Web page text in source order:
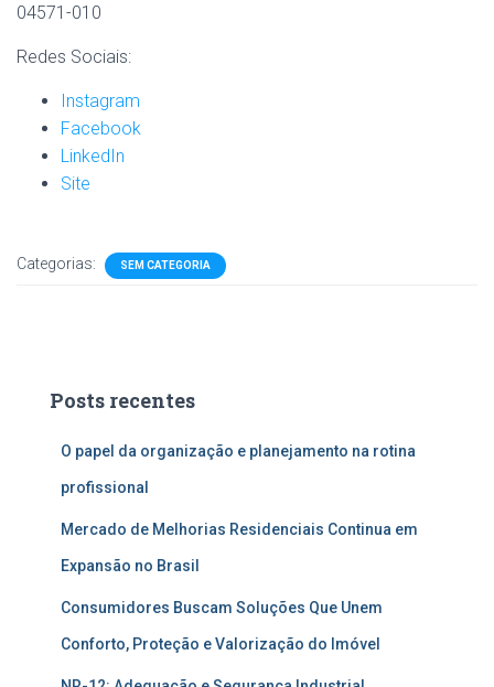
04571-010
Redes Sociais:
Instagram
Facebook
LinkedIn
Site
Categorias: SEM CATEGORIA
Posts recentes
O papel da organização e planejamento na rotina
profissional
Mercado de Melhorias Residenciais Continua em
Expansão no Brasil
Consumidores Buscam Soluções Que Unem
Conforto, Proteção e Valorização do Imóvel